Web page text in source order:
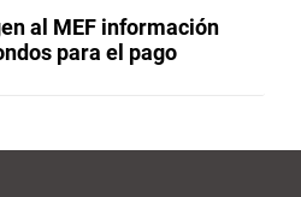
al MEF información
para el pago